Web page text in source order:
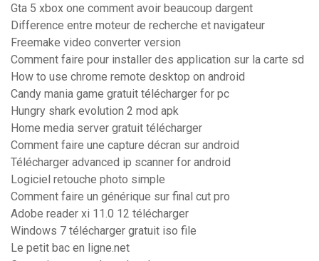
Gta 5 xbox one comment avoir beaucoup dargent
Difference entre moteur de recherche et navigateur
Freemake video converter version
Comment faire pour installer des application sur la carte sd
How to use chrome remote desktop on android
Candy mania game gratuit télécharger for pc
Hungry shark evolution 2 mod apk
Home media server gratuit télécharger
Comment faire une capture décran sur android
Télécharger advanced ip scanner for android
Logiciel retouche photo simple
Comment faire un générique sur final cut pro
Adobe reader xi 11.0 12 télécharger
Windows 7 télécharger gratuit iso file
Le petit bac en ligne.net